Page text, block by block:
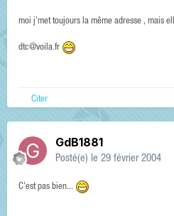
moi j'met toujours la même adresse , mais
dtc@voila.fr
Citer
GdB1881
Posté(e) le 29 février 2004
C'est pas bien...